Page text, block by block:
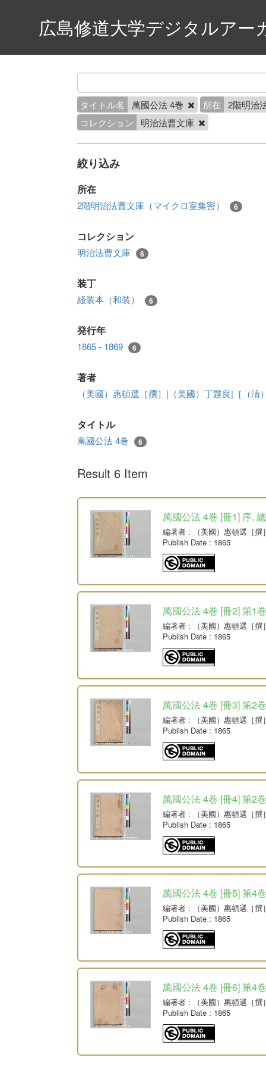
広島修道大学デジタルアー
タイトル名 萬國公法 4巻 所在
2階明治
コレクション
明治法曹文庫
絞り込み
所在
2階明治法曹文庫（マイクロ室集密） 6
コレクション
明治法曹文庫 6
装丁
綫装本（和装） 6
発行年
1865 - 1869 6
著者
（美國）惠頓選［撰］|（美國）丁韙良|［（
タイトル
萬國公法 4巻 6
Result 6 Item
萬國公法 4巻 [冊1] 序,
編著者 : （美國）惠頓選［撰
Publish Date : 1865
萬國公法 4巻 [冊2] 第1
編著者 : （美國）惠頓選［撰
Publish Date : 1865
萬國公法 4巻 [冊3] 第2
編著者 : （美國）惠頓選［撰
Publish Date : 1865
萬國公法 4巻 [冊4] 第2
編著者 : （美國）惠頓選［撰
Publish Date : 1865
萬國公法 4巻 [冊5] 第4
編著者 : （美國）惠頓選［撰
Publish Date : 1865
萬國公法 4巻 [冊6] 第4
編著者 : （美國）惠頓選［撰
Publish Date : 1865